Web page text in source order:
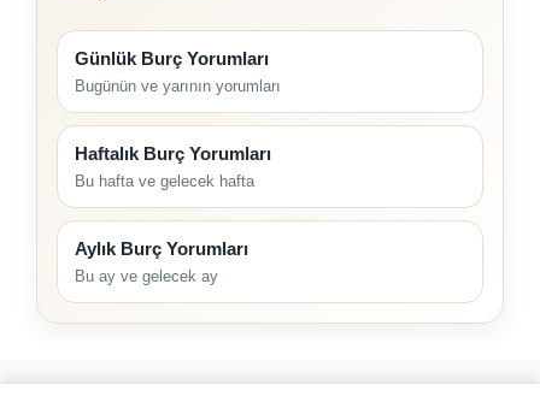
Günlük Burç Yorumları
Bugünün ve yarının yorumları
Haftalık Burç Yorumları
Bu hafta ve gelecek hafta
Aylık Burç Yorumları
Bu ay ve gelecek ay